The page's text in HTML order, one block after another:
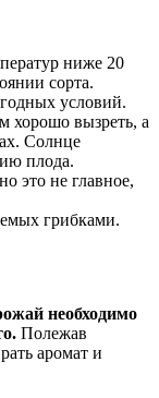
ниже 20
сорта.
условий.
хорошо вызреть, а
Солнце
плода.
это не главное,
грибками.
необходимо
Полежав
аромат и